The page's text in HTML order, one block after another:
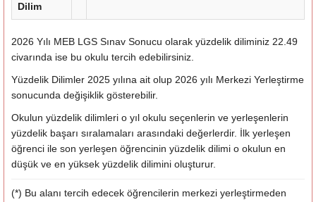
Dilim
2026 Yılı MEB LGS Sınav Sonucu olarak yüzdelik diliminiz 22.49
civarında ise bu okulu tercih edebilirsiniz.
Yüzdelik Dilimler 2025 yılına ait olup 2026 yılı Merkezi Yerleştirme
sonucunda değişiklik gösterebilir.
Okulun yüzdelik dilimleri o yıl okulu seçenlerin ve yerleşenlerin
yüzdelik başarı sıralamaları arasındaki değerlerdir. İlk yerleşen
öğrenci ile son yerleşen öğrencinin yüzdelik dilimi o okulun en
düşük ve en yüksek yüzdelik dilimini oluşturur.
(*) Bu alanı tercih edecek öğrencilerin merkezi yerleştirmeden